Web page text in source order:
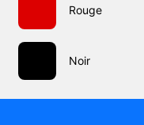
Rouge
Noir